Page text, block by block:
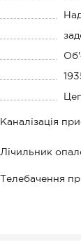
Каналізація
Лічильник
Телебачення